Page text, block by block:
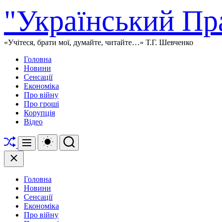
до
вмісту
"Український
«Учітеся, брати мої, думайте, читайте…» Т.Г. Шевченко
Головна
Новини
Сенсації
Економіка
Про війну
Про гроші
Корупція
Відео
Перетасувати
Меню
Перемикач
кольорового
Пошук
Закрити
Головна
Новини
Сенсації
Економіка
Про війну